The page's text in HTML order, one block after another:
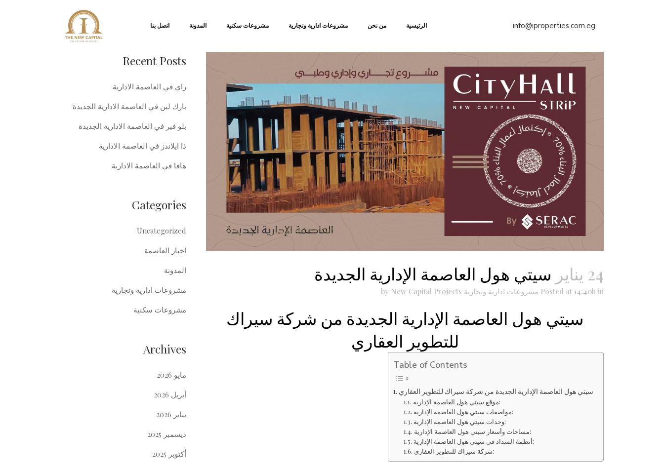
info@iproperties.com.eg الرئيسية من نحن مشروعات ادارية وتجارية مشروعات سكنية المدونة اتصل بنا
24 يناير سيتي هول العاصمة الإدارية الجديدة
Posted at 14:40h in مشروعات ادارية وتجارية by New Capital Projects
سيتي هول العاصمة الإدارية الجديدة من شركة سيراك
للتطوير العقاري
Table of Contents
سيتي هول العاصمة الإدارية الجديدة من شركة سيراك للتطوير العقاري
موقع سيتي هول العاصمة الإداريه:
مواصفات سيتي هول العاصمة الإدارية:
وحدات سيتي هول العاصمة الإدارية:
مساحات وأسعار سيتي هول العاصمة الإدارية:
أنظمة السداد في سيتي هول العاصمة الإدارية:
شركة سيراك للتطوير العقاري:
Recent Posts
راي في العاصمة الادارية
بارك لين في العاصمة الادارية الجديدة
بلو فير في العاصمة الادارية الجديدة
ذا ايلاندز في العاصمة الادارية
هافا في العاصمة الادارية
Categories
Uncategorized
اخبار العاصمة
المدونة
مشروعات ادارية وتجارية
مشروعات سكنية
Archives
مايو 2026
أبريل 2026
يناير 2026
ديسمبر 2025
أكتوبر 2025